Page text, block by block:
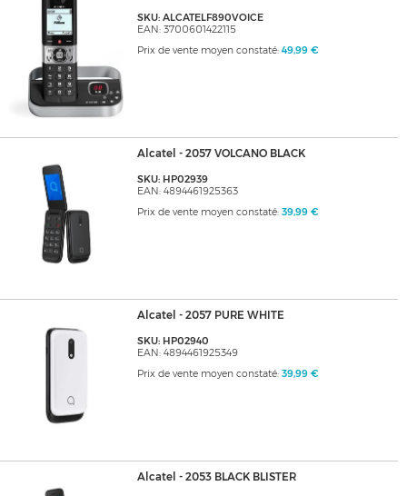
SKU: ALCATELF890VOICE
EAN: 3700601422115
Prix de vente moyen constaté: 49,99 €
Alcatel - 2057 VOLCANO BLACK
SKU: HP02939
EAN: 4894461925363
Prix de vente moyen constaté: 39,99 €
Alcatel - 2057 PURE WHITE
SKU: HP02940
EAN: 4894461925349
Prix de vente moyen constaté: 39,99 €
Alcatel - 2053 BLACK BLISTER